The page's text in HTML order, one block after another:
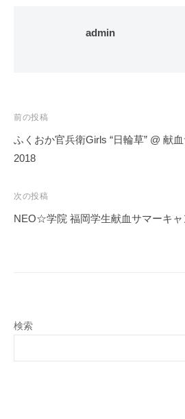
admin
投
稿
ナ
ゲ
ー
前の投稿
ふくおか官兵衛Girls “日輪草” @ 献
2018
次の投稿
NEO☆学院 福岡学生献血サマーキャ
検索